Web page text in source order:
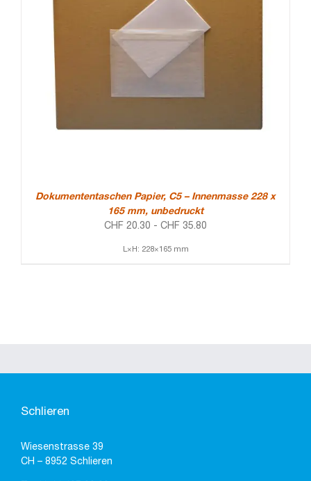
Dokumententaschen Papier, C5 – Innenmasse 228 x
165 mm, unbedruckt
CHF 20.30 - CHF 35.80
L×H: 228×165 mm
Schlieren
Wiesenstrasse 39
CH – 8952 Schlieren